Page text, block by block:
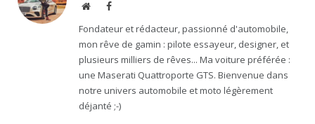
WebsiteFacebook
Fondateur et rédacteur, passionné d'automobile,
mon rêve de gamin : pilote essayeur, designer, et
plusieurs milliers de rêves... Ma voiture préférée :
une Maserati Quattroporte GTS. Bienvenue dans
notre univers automobile et moto légèrement
déjanté ;-)